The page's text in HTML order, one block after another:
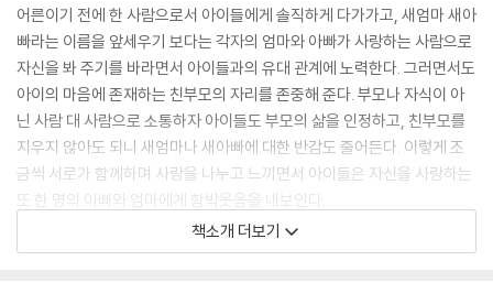
어른이기 전에 한 사람으로서 아이들에게 솔직하게 다가가고, 새엄마 새아
빠라는 이름을 앞세우기 보다는 각자의 엄마와 아빠가 사랑하는 사람으로
자신을 봐 주기를 바라면서 아이들과의 유대 관계에 노력한다. 그러면서도
아이의 마음에 존재하는 친부모의 자리를 존중해 준다. 부모나 자식이 아
닌 사람 대 사람으로 소통하자 아이들도 부모의 삶을 인정하고, 친부모를
지우지 않아도 되니 새엄마나 새아빠에 대한 반감도 줄어든다. 이렇게 조
금씩 서로가 함께하며 사랑을 나누고 느끼면서 아이들은 자신을 사랑하는
또 한 명의 아빠와 엄마에게 함박웃음을 내보인다.
사춘기 소녀의 시점으로 새 가족이 결합하는 과정을 촘촘하고 생생하게 그
책소개 더보기